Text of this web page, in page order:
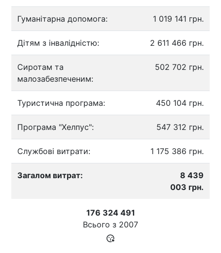
Гуманітарна допомога: 1 019 141 грн.
Дітям з інвалідністю: 2 611 466 грн.
Сиротам та
малозабезпеченим:
502 702 грн.
Туристична програма: 450 104 грн.
Програма "Хелпус": 547 312 грн.
Службові витрати: 1 175 386 грн.
Загалом витрат:
8 439
003 грн.
176 324 491
Всього з 2007